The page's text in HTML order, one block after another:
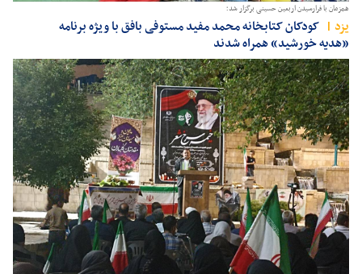
همزمان با فرارسیدن اربعین حسینی برگزار شد؛
يزد
کودکان کتابخانه محمد مفید مستوفی بافق با ویژه برنامه
«هدیه خورشید» همراه شدند